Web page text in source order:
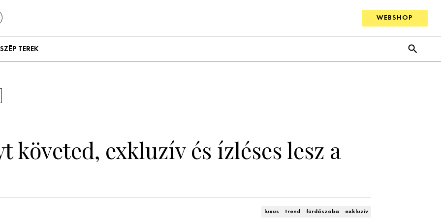
WEBSHOP
SZÉP TEREK
követed, exkluzív és ízléses lesz a
luxus trend fürdőszoba exkluzív